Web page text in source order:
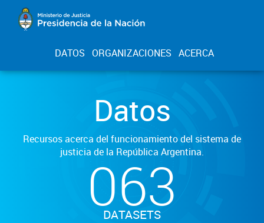
DATOS ORGANIZACIONES ACERCA
Datos
Recursos acerca del funcionamiento del sistema de
justicia de la República Argentina.
063
DATASETS